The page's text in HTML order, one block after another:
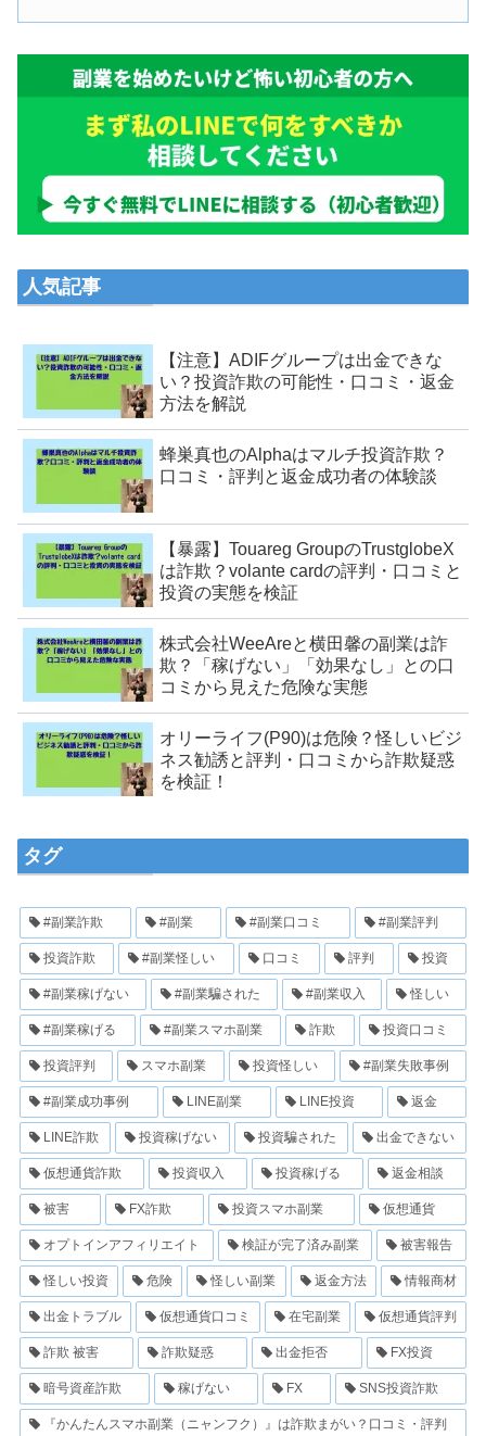
人気記事
【注意】ADIFグループは出金できな
い？投資詐欺の可能性・口コミ・返金
方法を解説
蜂巣真也のAlphaはマルチ投資詐欺？
口コミ・評判と返金成功者の体験談
【暴露】Touareg GroupのTrustglobeX
は詐欺？volante cardの評判・口コミと
投資の実態を検証
株式会社WeeAreと横田馨の副業は詐
欺？「稼げない」「効果なし」との口
コミから見えた危険な実態
オリーライフ(P90)は危険？怪しいビジ
ネス勧誘と評判・口コミから詐欺疑惑
を検証！
タグ
#副業詐欺 #副業 #副業口コミ #副業評判
投資詐欺 #副業怪しい 口コミ 評判 投資
#副業稼げない #副業騙された #副業収入 怪しい
#副業稼げる #副業スマホ副業 詐欺 投資口コミ
投資評判 スマホ副業 投資怪しい #副業失敗事例
#副業成功事例 LINE副業 LINE投資 返金
LINE詐欺 投資稼げない 投資騙された 出金できない
仮想通貨詐欺 投資収入 投資稼げる 返金相談
被害 FX詐欺 投資スマホ副業 仮想通貨
オプトインアフィリエイト 検証が完了済み副業 被害報告
怪しい投資 危険 怪しい副業 返金方法 情報商材
出金トラブル 仮想通貨口コミ 在宅副業 仮想通貨評判
詐欺 被害 詐欺疑惑 出金拒否 FX投資
暗号資産詐欺 稼げない FX SNS投資詐欺
『かんたんスマホ副業（ニャンフク）』は詐欺まがい？口コミ・評判